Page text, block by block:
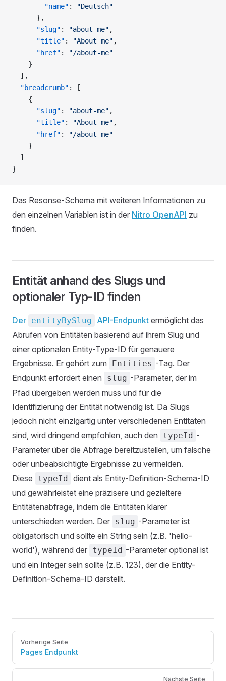
        "name"
:
"Deutsch"
      },
      "slug"
: "about-me" ,
      "title"
: "About me" ,
      "href"
:
"/about-me"
    }
  ],
  "breadcrumb"
: [
    {
      "slug"
: "about-me" ,
      "title"
: "About me" ,
      "href"
:
"/about-me"
    }
  ]
}
Das Resonse-Schema mit weiteren Informationen zu
den einzelnen Variablen ist in der Nitro OpenAPI zu
finden.
Entität anhand des Slugs und
optionaler Typ-ID finden
Der entityBySlug API-Endpunkt ermöglicht das
Abrufen von Entitäten basierend auf ihrem Slug und
einer optionalen Entity-Type-ID für genauere
Ergebnisse. Er gehört zum
Entities -Tag. Der
Endpunkt erfordert einen
slug -Parameter, der im
Pfad übergeben werden muss und für die
Identifizierung der Entität notwendig ist. Da Slugs
jedoch nicht einzigartig unter verschiedenen Entitäten
sind, wird dringend empfohlen, auch den
typeId -
Parameter über die Abfrage bereitzustellen, um falsche
oder unbeabsichtigte Ergebnisse zu vermeiden.
Diese
typeId dient als Entity-Definition-Schema-ID
und gewährleistet eine präzisere und gezieltere
Entitätenabfrage, indem die Entitäten klarer
unterschieden werden. Der slug -Parameter ist
obligatorisch und sollte ein String sein (z.B. 'hello-
world'), während der typeId -Parameter optional ist
und ein Integer sein sollte (z.B. 123), der die Entity-
Definition-Schema-ID darstellt.
Pager
Vorherige Seite
Pages Endpunkt
Nächste Seite